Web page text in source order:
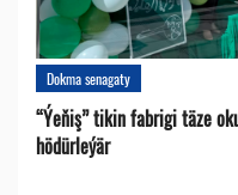
Dokma senagaty
“Ýeňiş” tikin fabrigi täze
hödürleýär